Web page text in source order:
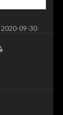
2020-09-30